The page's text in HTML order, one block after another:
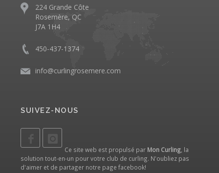
224 Grande Côte
Rosemère, QC
J7A 1H4
450-437-1374
info@curlingrosemere.com
SUIVEZ-NOUS
Ce site web est propulsé par Mon Curling, la
solution tout-en-un pour votre club de curling. N'oubliez pas
d'aimer et de partager notre page facebook!